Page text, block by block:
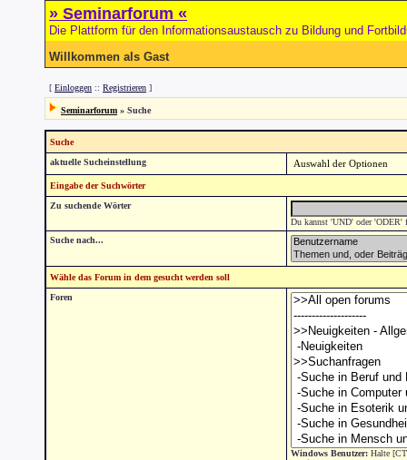
» Seminarforum «
Die Plattform für den Informationsaustausch zu Bildung und
Willkommen als Gast
[ Einloggen :: Registrieren ]
Seminarforum » Suche
Suche
aktuelle Sucheinstellung
Eingabe der Suchwörter
Zu suchende Wörter
Du kannst 'UND' oder 'ODER'
Suche nach...
Wähle das Forum in dem gesucht werden soll
Foren
Windows Benutzer: Halte